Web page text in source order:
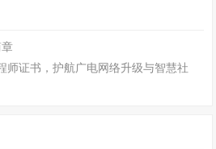
师证书，护航广电网络升级与智慧社